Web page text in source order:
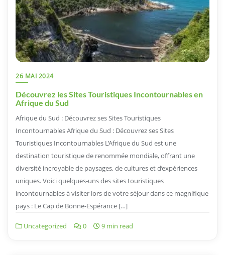
26 MAI 2024
Découvrez les Sites Touristiques Incontournables en
Afrique du Sud
Afrique du Sud : Découvrez ses Sites Touristiques
Incontournables Afrique du Sud : Découvrez ses Sites
Touristiques Incontournables L’Afrique du Sud est une
destination touristique de renommée mondiale, offrant une
diversité incroyable de paysages, de cultures et d’expériences
uniques. Voici quelques-uns des sites touristiques
incontournables à visiter lors de votre séjour dans ce magnifique
pays : Le Cap de Bonne-Espérance […]
Uncategorized 0 9 min read